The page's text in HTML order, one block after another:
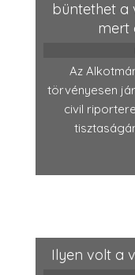
büntethet a
mert
Az
törvényesen
civil
Ilyen volt a